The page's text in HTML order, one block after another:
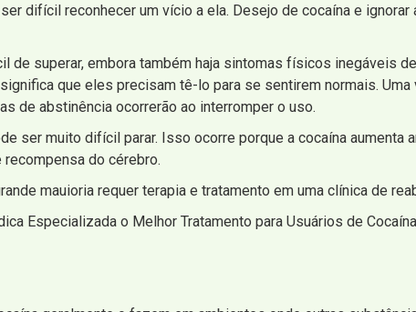
difícil reconhecer um vício a ela. Desejo de cocaína e
superar, embora também haja sintomas físicos inegáveis
que eles precisam tê-lo para se sentirem normais. Uma
de abstinência ocorrerão ao interromper o uso.
ser muito difícil parar. Isso ocorre porque a cocaína aumenta
do cérebro.
mauioria requer terapia e tratamento em uma clínica de
Especializada o Melhor Tratamento para Usuários de